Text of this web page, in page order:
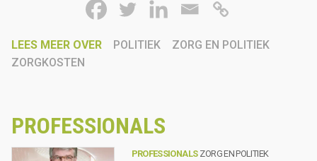
LEES MEER OVER POLITIEK
ZORG EN POLITIEK
ZORGKOSTEN
PROFESSIONALS
PROFESSIONALS ZORG EN POLITIEK